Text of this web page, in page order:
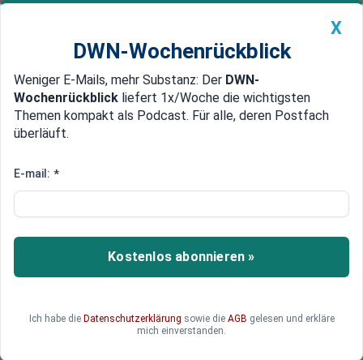
Newsticker MEIN DWN: Geldanlage Premium
Edelmetalle DWN-Magazin China
Weg in bargeldlose Gesellschaft
Indien: Regierung will
weitgehende Abschaffung des
Bargelds
Die indische Regierung drängt die Bürger, ihre
Weg in eine bargeldlose Gesellschaft sei das
Ziel. Die Bürger gehen jedoch auf die Barrikaden.
X
DWN-Wochenrückblick
Weniger E-Mails, mehr Substanz: Der DWN-
Wochenrückblick liefert 1x/Woche die wichtigsten
Themen kompakt als Podcast. Für alle, deren Postfach
überläuft.
E-mail: *
Kostenlos abonnieren »
Ich habe die Datenschutzerklärung sowie die AGB gelesen und erkläre
mich einverstanden.